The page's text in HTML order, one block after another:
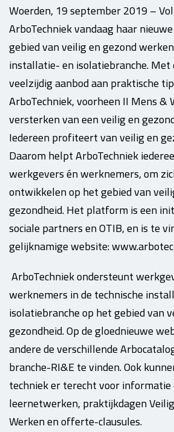
Woerden, 19 september 2019 –
ArboTechniek vandaag haar
gebied van veilig en gezond
installatie- en isolatiebranche.
veelzijdig aanbod aan praktische
ArboTechniek, voorheen II Mens &
versterken van een veilig en
Iedereen profiteert van veilig en
Daarom helpt ArboTechniek
werkgevers én werknemers, om
ontwikkelen op het gebied van
gezondheid. Het platform is een
sociale partners en OTIB, en is te
gelijknamige website:
ArboTechniek ondersteunt
werknemers in de technische
isolatiebranche op het gebied van
gezondheid. Op de gloednieuwe
andere de verschillende
branche-RI&E te vinden. Ook
techniek er terecht voor
leernetwerken, praktijkdagen
Werken en offerte-clausules.